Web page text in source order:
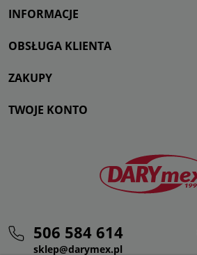
INFORMACJE
OBSŁUGA KLIENTA
ZAKUPY
TWOJE KONTO
506 584 614
sklep@darymex.pl